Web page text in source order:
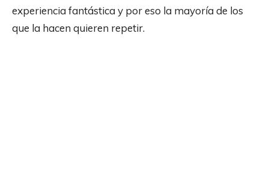
experiencia fantástica y por eso la mayoría de los
que la hacen quieren repetir.